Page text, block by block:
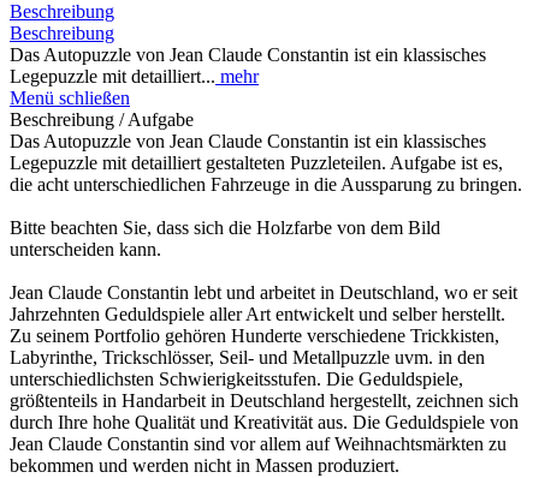
Beschreibung
Beschreibung
Das Autopuzzle von Jean Claude Constantin ist ein klassisches
Legepuzzle mit detailliert... mehr
Menü schließen
Beschreibung / Aufgabe
Das Autopuzzle von Jean Claude Constantin ist ein klassisches
Legepuzzle mit detailliert gestalteten Puzzleteilen. Aufgabe ist es,
die acht unterschiedlichen Fahrzeuge in die Aussparung zu bringen.
Bitte beachten Sie, dass sich die Holzfarbe von dem Bild
unterscheiden kann.
Jean Claude Constantin lebt und arbeitet in Deutschland, wo er seit
Jahrzehnten Geduldspiele aller Art entwickelt und selber herstellt.
Zu seinem Portfolio gehören Hunderte verschiedene Trickkisten,
Labyrinthe, Trickschlösser, Seil- und Metallpuzzle uvm. in den
unterschiedlichsten Schwierigkeitsstufen. Die Geduldspiele,
größtenteils in Handarbeit in Deutschland hergestellt, zeichnen sich
durch Ihre hohe Qualität und Kreativität aus. Die Geduldspiele von
Jean Claude Constantin sind vor allem auf Weihnachtsmärkten zu
bekommen und werden nicht in Massen produziert.